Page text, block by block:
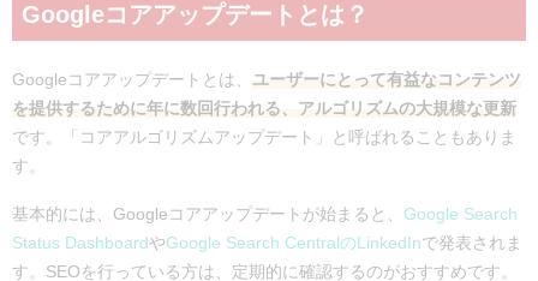
1.Googleコアアップデートの影響を受けている部分を確認する
Googleコアアップデートの際にしてはいけないこと
Googleコアアップデートに関するよくある質問
Googleコアアップデートとは？
Googleコアアップデートとは、 ユーザーにとって有益なコンテンツ
を提供するために年に数回行われる、アルゴリズムの大規模な更新
です。「コアアルゴリズムアップデート」と呼ばれることもありま
す。
基本的には、Googleコアアップデートが始まると、 Google Search
Status DashboardやGoogle Search CentralのLinkedInで発表されま
す。SEOを行っている方は、定期的に確認するのがおすすめです。